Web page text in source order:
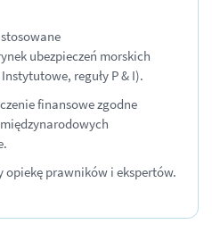
ubezpieczeń morskich
reguły P & I).
finansowe zgodne
opiekę prawników i ekspertów.